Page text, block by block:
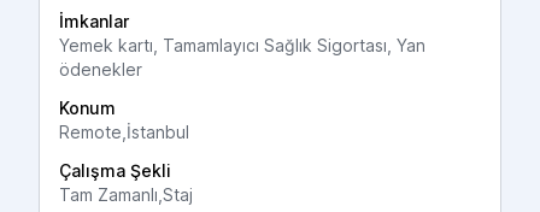
İmkanlar
Yemek kartı, Tamamlayıcı Sağlık Sigortası, Yan
ödenekler
Konum
Remote,İstanbul
Çalışma Şekli
Tam Zamanlı,Staj